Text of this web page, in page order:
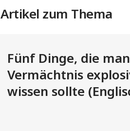
Artikel zum Thema
Fünf Dinge, die
Vermächtnis
wissen sollte